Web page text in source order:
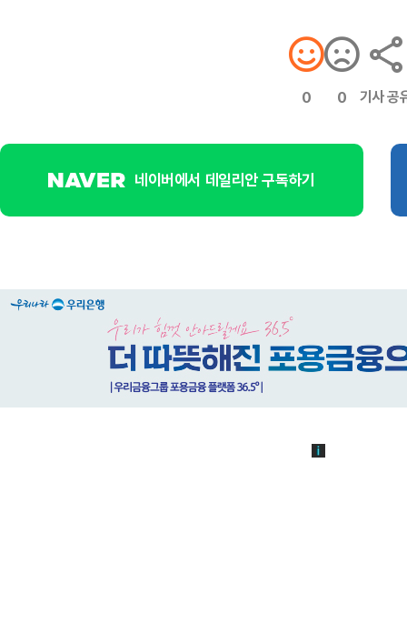
0 0 기사 공
네이버에서 데일리안 구독하기